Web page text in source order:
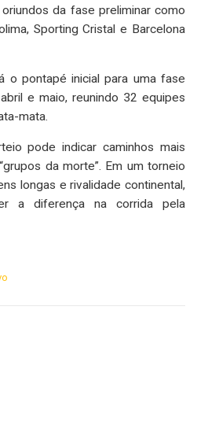
da fase preliminar como
Sporting Cristal e Barcelona
o pontapé inicial para uma fase
e maio, reunindo 32 equipes
mata.
pode indicar caminhos mais
da morte”. Em um torneio
longas e rivalidade continental,
a diferença na corrida pela